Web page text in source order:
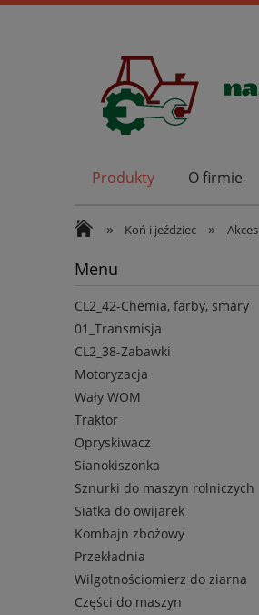
Produkty O firmie
» Koń i jeździec »
Menu
CL2_42-Chemia, farby, smary
01_Transmisja
CL2_38-Zabawki
Motoryzacja
Wały WOM
Traktor
Opryskiwacz
Sianokiszonka
Sznurki do maszyn rolniczych
Siatka do owijarek
Kombajn zbożowy
Przekładnia
Wilgotnościomierz do ziarna
Części do maszyn